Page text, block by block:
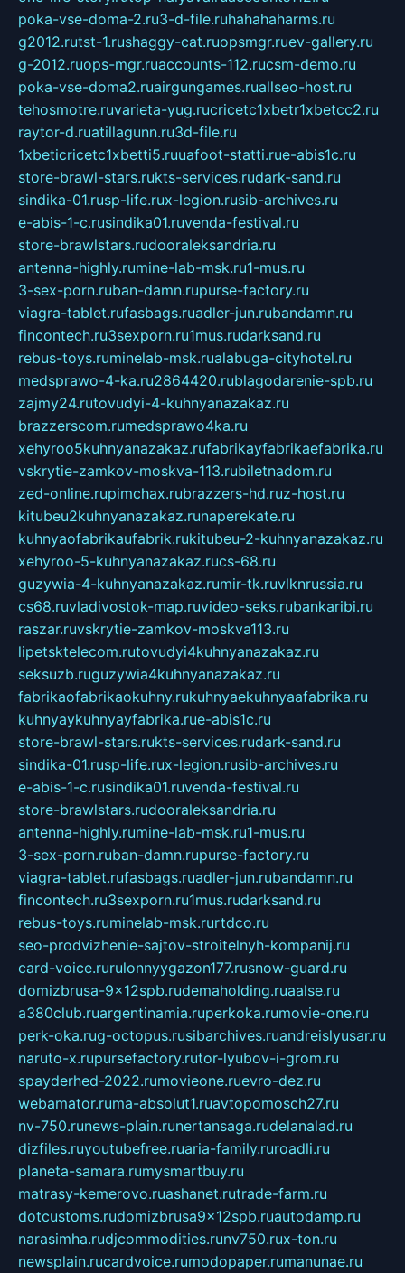
poka-vse-doma-2.ru3-d-file.ruhahahaharms.ru
g2012.rutst-1.rushaggy-cat.ruopsmgr.ruev-gallery.ru
g-2012.ruops-mgr.ruaccounts-112.rucsm-demo.ru
poka-vse-doma2.ruairgungames.ruallseo-host.ru
tehosmotre.ruvarieta-yug.rucricetc1xbetr1xbetcc2.ru
raytor-d.ruatillagunn.ru3d-file.ru
1xbeticricetc1xbetti5.ruuafoot-statti.rue-abis1c.ru
store-brawl-stars.rukts-services.rudark-sand.ru
sindika-01.rusp-life.rux-legion.rusib-archives.ru
e-abis-1-c.rusindika01.ruvenda-festival.ru
store-brawlstars.rudooraleksandria.ru
antenna-highly.rumine-lab-msk.ru1-mus.ru
3-sex-porn.ruban-damn.rupurse-factory.ru
viagra-tablet.rufasbags.ruadler-jun.rubandamn.ru
fincontech.ru3sexporn.ru1mus.rudarksand.ru
rebus-toys.ruminelab-msk.rualabuga-cityhotel.ru
medsprawo-4-ka.ru2864420.rublagodarenie-spb.ru
zajmy24.rutovudyi-4-kuhnyanazakaz.ru
brazzerscom.rumedsprawo4ka.ru
xehyroo5kuhnyanazakaz.rufabrikayfabrikaefabrika.ru
vskrytie-zamkov-moskva-113.rubiletnadom.ru
zed-online.rupimchax.rubrazzers-hd.ruz-host.ru
kitubeu2kuhnyanazakaz.runaperekate.ru
kuhnyaofabrikaufabrik.rukitubeu-2-kuhnyanazakaz.ru
xehyroo-5-kuhnyanazakaz.rucs-68.ru
guzywia-4-kuhnyanazakaz.rumir-tk.ruvlknrussia.ru
cs68.ruvladivostok-map.ruvideo-seks.rubankaribi.ru
raszar.ruvskrytie-zamkov-moskva113.ru
lipetsktelecom.rutovudyi4kuhnyanazakaz.ru
seksuzb.ruguzywia4kuhnyanazakaz.ru
fabrikaofabrikaokuhny.rukuhnyaekuhnyaafabrika.ru
kuhnyaykuhnyayfabrika.rue-abis1c.ru
store-brawl-stars.rukts-services.rudark-sand.ru
sindika-01.rusp-life.rux-legion.rusib-archives.ru
e-abis-1-c.rusindika01.ruvenda-festival.ru
store-brawlstars.rudooraleksandria.ru
antenna-highly.rumine-lab-msk.ru1-mus.ru
3-sex-porn.ruban-damn.rupurse-factory.ru
viagra-tablet.rufasbags.ruadler-jun.rubandamn.ru
fincontech.ru3sexporn.ru1mus.rudarksand.ru
rebus-toys.ruminelab-msk.rurtdco.ru
seo-prodvizhenie-sajtov-stroitelnyh-kompanij.ru
card-voice.rurulonnyygazon177.rusnow-guard.ru
domizbrusa-9x12spb.rudemaholding.ruaalse.ru
a380club.ruargentinamia.ruperkoka.rumovie-one.ru
perk-oka.rug-octopus.rusibarchives.ruandreislyusar.ru
naruto-x.rupursefactory.rutor-lyubov-i-grom.ru
spayderhed-2022.rumovieone.ruevro-dez.ru
webamator.ruma-absolut1.ruavtopomosch27.ru
nv-750.runews-plain.runertansaga.rudelanalad.ru
dizfiles.ruyoutubefree.ruaria-family.ruroadli.ru
planeta-samara.rumysmartbuy.ru
matrasy-kemerovo.ruashanet.rutrade-farm.ru
dotcustoms.rudomizbrusa9x12spb.ruautodamp.ru
narasimha.rudjcommodities.runv750.rux-ton.ru
newsplain.rucardvoice.rumodopaper.rumanunae.ru